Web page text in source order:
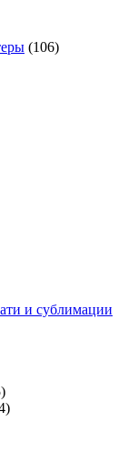
(106)
и сублимации